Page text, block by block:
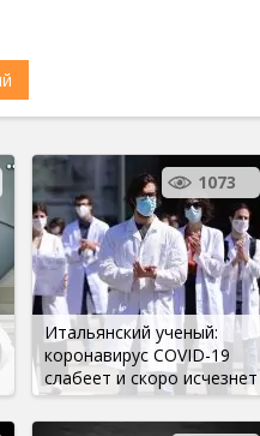
Итальянский ученый:
коронавирус COVID-19
слабеет и скоро исчезнет
1073